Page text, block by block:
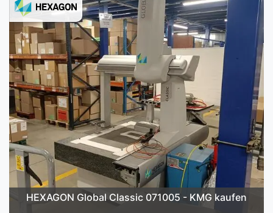
HEXAGON Global Classic 071005 - KMG kaufen